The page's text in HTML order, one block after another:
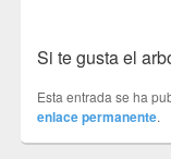
Si te gusta el
Esta entrada se ha
enlace permanente.